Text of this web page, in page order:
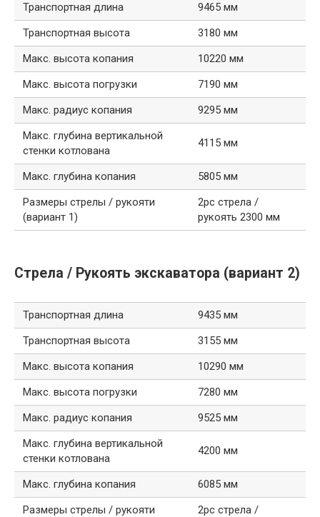
Транспортная длина
9465 мм
Транспортная высота
3180 мм
Макс. высота копания
10220 мм
Макс. высота погрузки
7190 мм
Макс. радиус копания
9295 мм
Макс. глубина вертикальной
стенки котлована
4115 мм
Макс. глубина копания
5805 мм
Размеры стрелы / рукояти
(вариант 1)
2pc стрела /
рукоять 2300 мм
Стрела / Рукоять экскаватора (вариант 2)
Транспортная длина
9435 мм
Транспортная высота
3155 мм
Макс. высота копания
10290 мм
Макс. высота погрузки
7280 мм
Макс. радиус копания
9525 мм
Макс. глубина вертикальной
стенки котлована
4200 мм
Макс. глубина копания
6085 мм
Размеры стрелы / рукояти
2pc стрела /